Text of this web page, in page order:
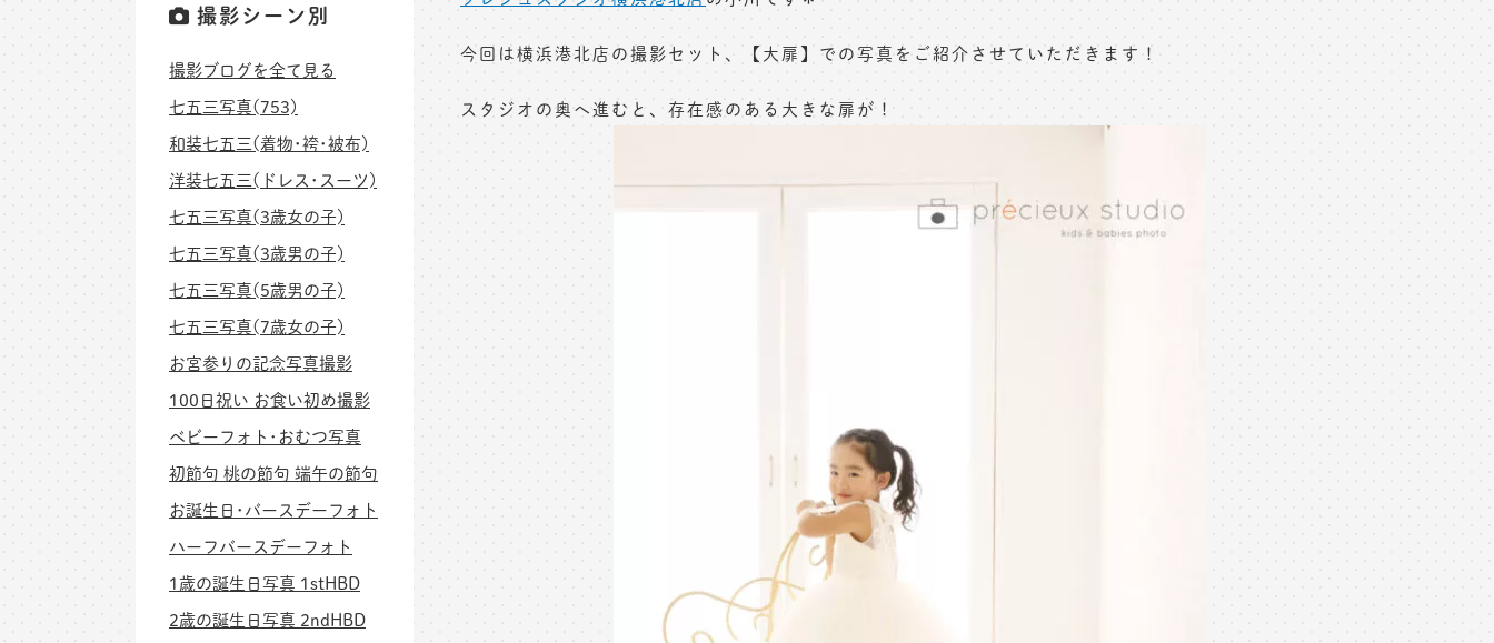
今回は横浜港北店の撮影セット、【大扉】での写真をご紹介させていただきます！
スタジオの奥へ進むと、存在感のある大きな扉が！
撮影シーン別
撮影ブログを全て見る
七五三写真(753)
和装七五三(着物･袴･被布)
洋装七五三(ドレス･スーツ)
七五三写真(3歳女の子)
七五三写真(3歳男の子)
七五三写真(5歳男の子)
七五三写真(7歳女の子)
お宮参りの記念写真撮影
100日祝い お食い初め撮影
ベビーフォト･おむつ写真
初節句 桃の節句 端午の節句
お誕生日･バースデーフォト
ハーフバースデーフォト
1歳の誕生日写真 1stHBD
2歳の誕生日写真 2ndHBD